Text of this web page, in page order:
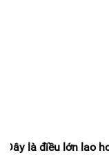
‘Đây là điều lớn lao